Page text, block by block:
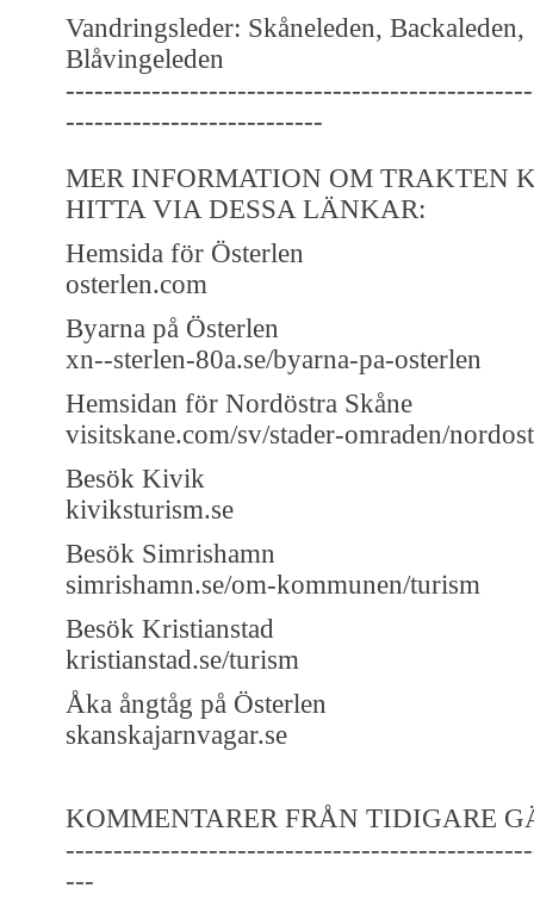
Vandringsleder: Skåneleden, Backaleden,
Blåvingeleden
---------------------------
MER INFORMATION OM TRAKTEN
HITTA VIA DESSA LÄNKAR:
Hemsida för Österlen
‪osterlen.com
Byarna på Österlen
xn--sterlen-80a.se/byarna-pa-osterlen
Hemsidan för Nordöstra Skåne
visitskane.com/sv/stader-omraden/
Besök Kivik
‪kiviksturism.se
Besök Simrishamn
‪simrishamn.se/om-kommunen/turism
Besök Kristianstad
kristianstad.se/turism
‪Åka ångtåg på Österlen
skanskajarnvagar.se
KOMMENTARER FRÅN TIDIGARE
---